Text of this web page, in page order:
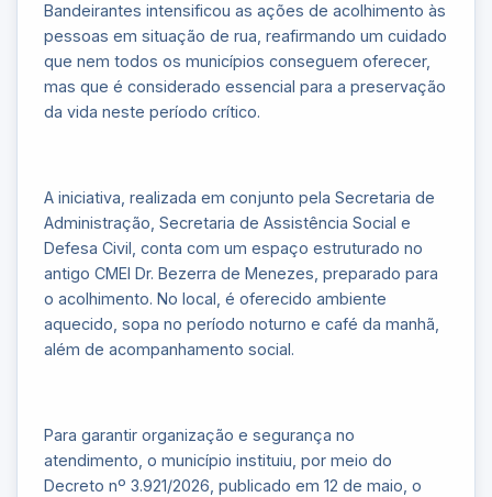
Bandeirantes intensificou as ações de acolhimento às
pessoas em situação de rua, reafirmando um cuidado
que nem todos os municípios conseguem oferecer,
mas que é considerado essencial para a preservação
da vida neste período crítico.
A iniciativa, realizada em conjunto pela Secretaria de
Administração, Secretaria de Assistência Social e
Defesa Civil, conta com um espaço estruturado no
antigo CMEI Dr. Bezerra de Menezes, preparado para
o acolhimento. No local, é oferecido ambiente
aquecido, sopa no período noturno e café da manhã,
além de acompanhamento social.
Para garantir organização e segurança no
atendimento, o município instituiu, por meio do
Decreto nº 3.921/2026, publicado em 12 de maio, o